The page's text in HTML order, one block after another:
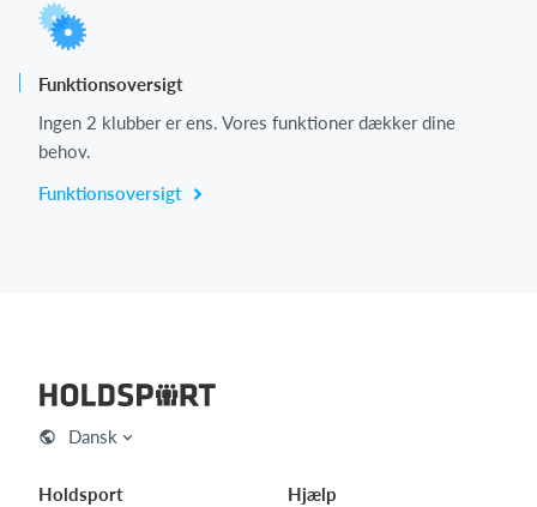
Funktionsoversigt
Ingen 2 klubber er ens. Vores funktioner dækker dine
behov.
Funktionsoversigt
Dansk
Holdsport
Hjælp